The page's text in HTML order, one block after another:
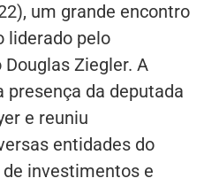
um grande encontro
liderado pelo
Ziegler. A
presença da deputada
e reuniu
entidades do
investimentos e